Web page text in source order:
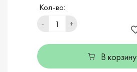
Кол-во:
-
+
В корзину